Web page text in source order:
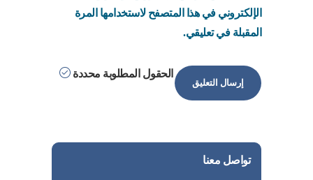
الإلكتروني في هذا المتصفح لاستخدامها المرة
المقبلة في تعليقي.
الحقول المطلوبة محددة
تواصل معنا